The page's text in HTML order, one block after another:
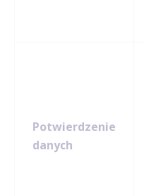
Potwierdzenie
danych